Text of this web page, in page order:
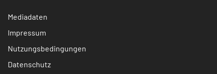
Mediadaten
Impressum
Nutzungsbedingungen
Datenschutz